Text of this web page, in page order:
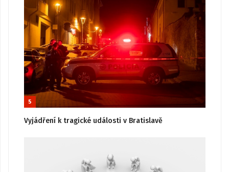
5
Vyjádření k tragické události v Bratislavě